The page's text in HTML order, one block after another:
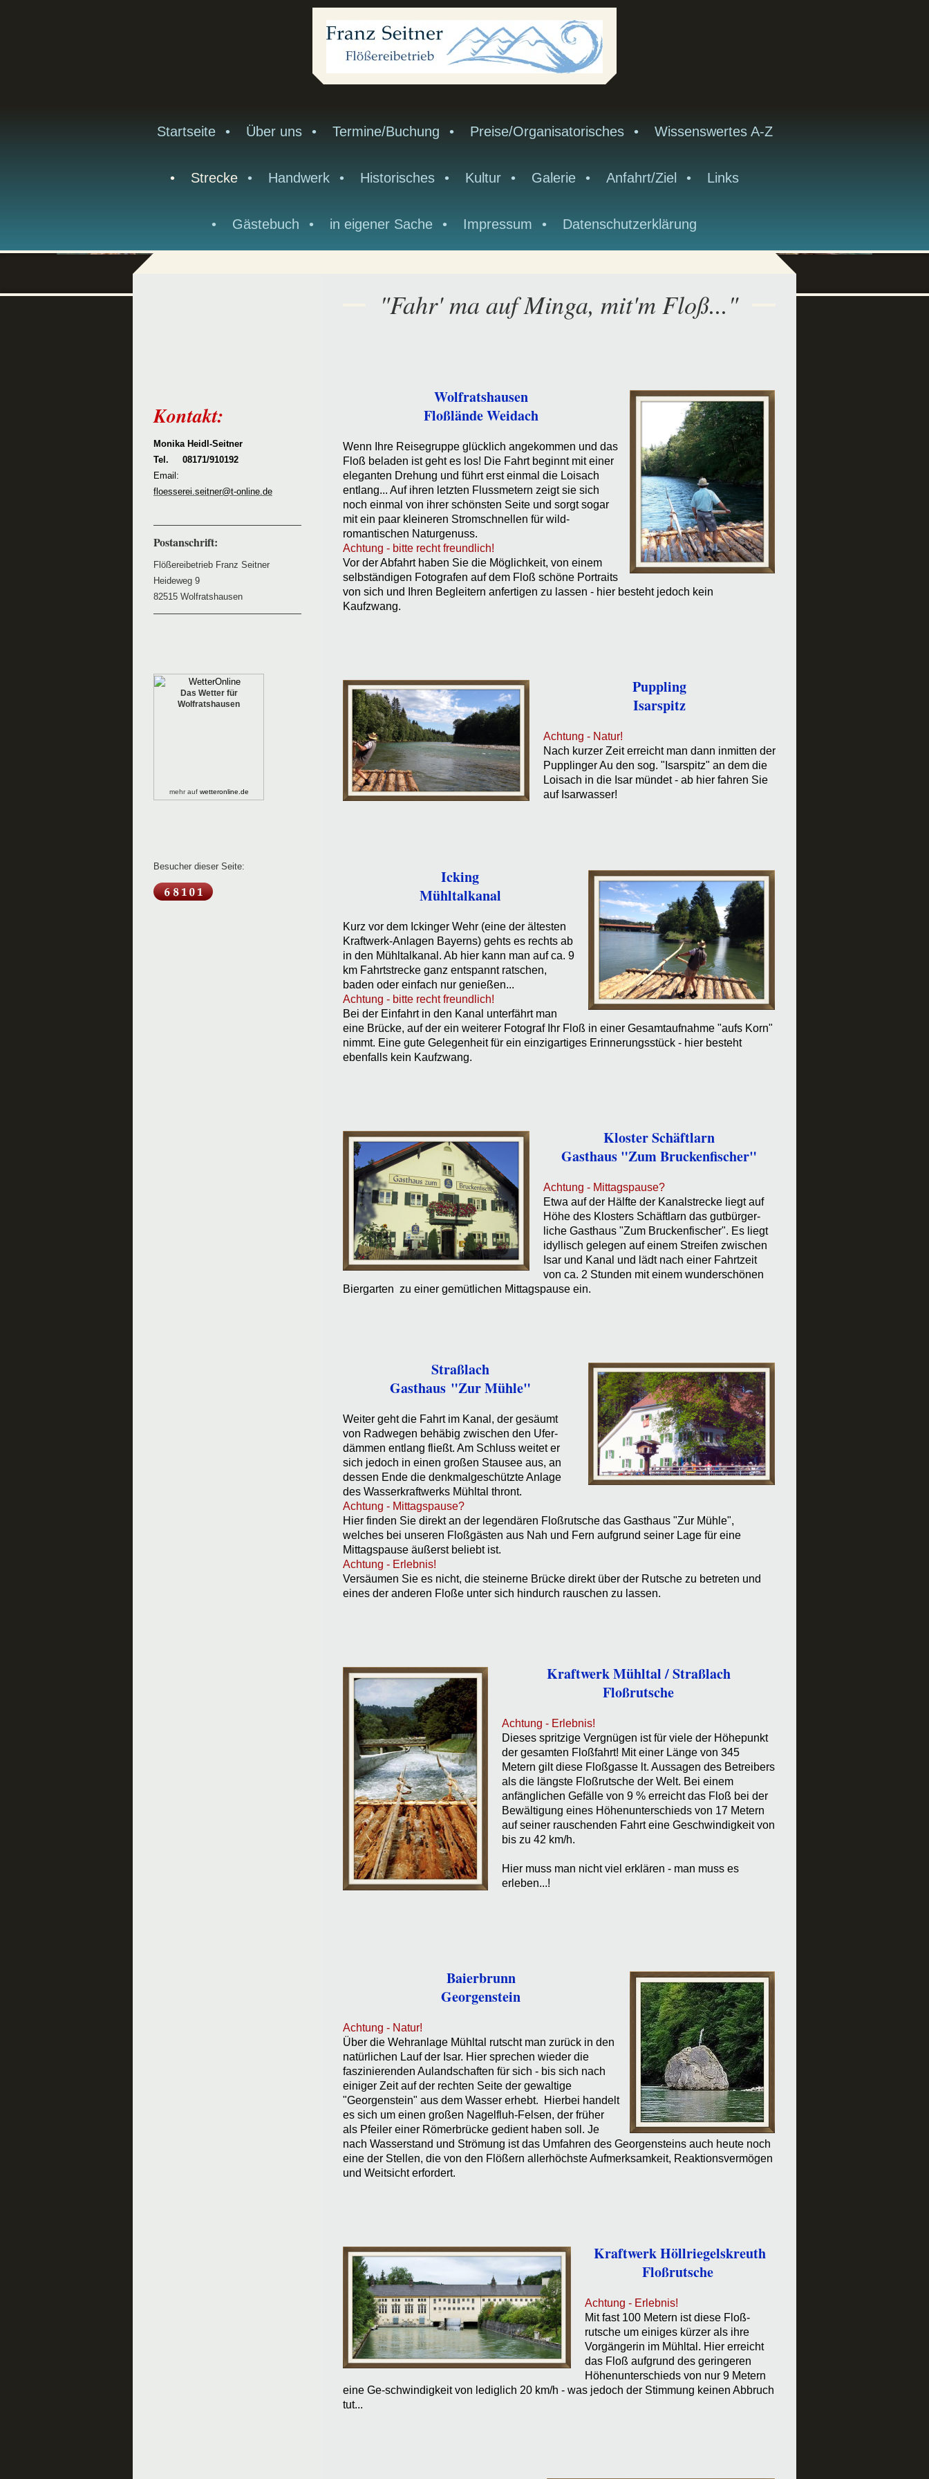
Startseite Über uns Termine/Buchung Preise/Organisatorisches Wissenswertes A-Z
Strecke Handwerk Historisches Kultur Galerie Anfahrt/Ziel Links
Gästebuch in eigener Sache Impressum Datenschutzerklärung
"Fahr' ma auf Minga, mit'm Floß..."
Wolfratshausen
Floßlände Weidach
Wenn Ihre Reisegruppe glücklich angekommen und das
Floß beladen ist geht es los! Die Fahrt beginnt mit einer
eleganten Drehung und führt erst einmal die Loisach
entlang... Auf ihren letzten Flussmetern zeigt sie sich
noch einmal von ihrer schönsten Seite und sorgt sogar
mit ein paar kleineren Stromschnellen für wild-
romantischen Naturgenuss.
Achtung - bitte recht freundlich!
Vor der Abfahrt haben Sie die Möglichkeit, von einem
selbständigen Fotografen auf dem Floß schöne Portraits
von sich und Ihren Begleitern anfertigen zu lassen - hier besteht jedoch kein
Kaufzwang.
Puppling
Isarspitz
Achtung - Natur!
Nach kurzer Zeit erreicht man dann inmitten der
Pupplinger Au den sog. "Isarspitz" an dem die
Loisach in die Isar mündet - ab hier fahren Sie
auf Isarwasser!
Icking
Mühltalkanal
Kurz vor dem Ickinger Wehr (eine der ältesten
Kraftwerk-Anlagen Bayerns) gehts es rechts ab
in den Mühltalkanal. Ab hier kann man auf ca. 9
km Fahrtstrecke ganz entspannt ratschen,
baden oder einfach nur genießen...
Achtung - bitte recht freundlich!
Bei der Einfahrt in den Kanal unterfährt man
eine Brücke, auf der ein weiterer Fotograf Ihr Floß in einer Gesamtaufnahme "aufs Korn"
nimmt. Eine gute Gelegenheit für ein einzigartiges Erinnerungsstück - hier besteht
ebenfalls kein Kaufzwang.
Kloster Schäftlarn
Gasthaus "Zum Bruckenfischer"
Achtung - Mittagspause?
Etwa auf der Hälfte der Kanalstrecke liegt auf
Höhe des Klosters Schäftlarn das gutbürger-
liche Gasthaus "Zum Bruckenfischer". Es liegt
idyllisch gelegen auf einem Streifen zwischen
Isar und Kanal und lädt nach einer Fahrtzeit
von ca. 2 Stunden mit einem wunderschönen
Biergarten zu einer gemütlichen Mittagspause ein.
Straßlach
Gasthaus "Zur Mühle"
Weiter geht die Fahrt im Kanal, der gesäumt
von Radwegen behäbig zwischen den Ufer-
dämmen entlang fließt. Am Schluss weitet er
sich jedoch in einen großen Stausee aus, an
dessen Ende die denkmalgeschützte Anlage
des Wasserkraftwerks Mühltal thront.
Achtung - Mittagspause?
Hier finden Sie direkt an der legendären Floßrutsche das Gasthaus "Zur Mühle",
welches bei unseren Floßgästen aus Nah und Fern aufgrund seiner Lage für eine
Mittagspause äußerst beliebt ist.
Achtung - Erlebnis!
Versäumen Sie es nicht, die steinerne Brücke direkt über der Rutsche zu betreten und
eines der anderen Floße unter sich hindurch rauschen zu lassen.
Kraftwerk Mühltal / Straßlach
Floßrutsche
Achtung - Erlebnis!
Dieses spritzige Vergnügen ist für viele der Höhepunkt
der gesamten Floßfahrt! Mit einer Länge von 345
Metern gilt diese Floßgasse lt. Aussagen des Betreibers
als die längste Floßrutsche der Welt. Bei einem
anfänglichen Gefälle von 9 % erreicht das Floß bei der
Bewältigung eines Höhenunterschieds von 17 Metern
auf seiner rauschenden Fahrt eine Geschwindigkeit von
bis zu 42 km/h.
Hier muss man nicht viel erklären - man muss es
erleben...!
Baierbrunn
Georgenstein
Achtung - Natur!
Über die Wehranlage Mühltal rutscht man zurück in den
natürlichen Lauf der Isar. Hier sprechen wieder die
faszinierenden Aulandschaften für sich - bis sich nach
einiger Zeit auf der rechten Seite der gewaltige
"Georgenstein" aus dem Wasser erhebt. Hierbei handelt
es sich um einen großen Nagelfluh-Felsen, der früher
als Pfeiler einer Römerbrücke gedient haben soll. Je
nach Wasserstand und Strömung ist das Umfahren des Georgensteins auch heute noch
eine der Stellen, die von den Flößern allerhöchste Aufmerksamkeit, Reaktionsvermögen
und Weitsicht erfordert.
Kraftwerk Höllriegelskreuth
Floßrutsche
Achtung - Erlebnis!
Mit fast 100 Metern ist diese Floß-
rutsche um einiges kürzer als ihre
Vorgängerin im Mühltal. Hier erreicht
das Floß aufgrund des geringeren
Höhenunterschieds von nur 9 Metern
eine Ge-schwindigkeit von lediglich 20 km/h - was jedoch der Stimmung keinen Abbruch
tut...
Kontakt:
Monika Heidl-Seitner
Tel. 08171/910192
Email:
floesserei.seitner@t-online.de
Postanschrift:
Flößereibetrieb Franz Seitner
Heideweg 9
82515 Wolfratshausen
Das Wetter für
Wolfratshausen
mehr auf wetteronline.de
Besucher dieser Seite: